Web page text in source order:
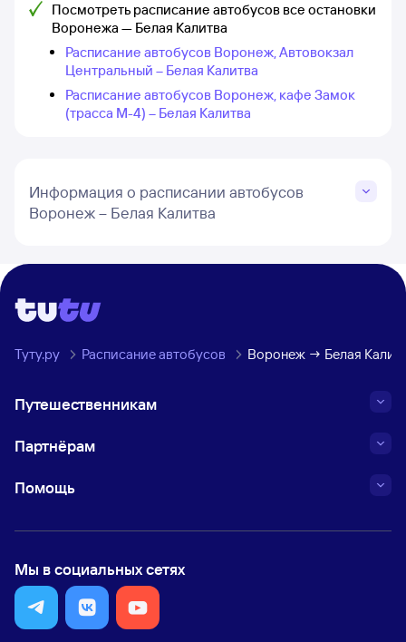
Посмотреть расписание автобусов все остановки
Воронежа — Белая Калитва
Расписание автобусов Воронеж, Автовокзал
Центральный – Белая Калитва
Расписание автобусов Воронеж, кафе Замок
(трасса М-4) – Белая Калитва
Информация о расписании автобусов
Воронеж – Белая Калитва
Туту.ру Расписание автобусов Воронеж → Белая
Путешественникам
Партнёрам
Помощь
Мы в социальных сетях